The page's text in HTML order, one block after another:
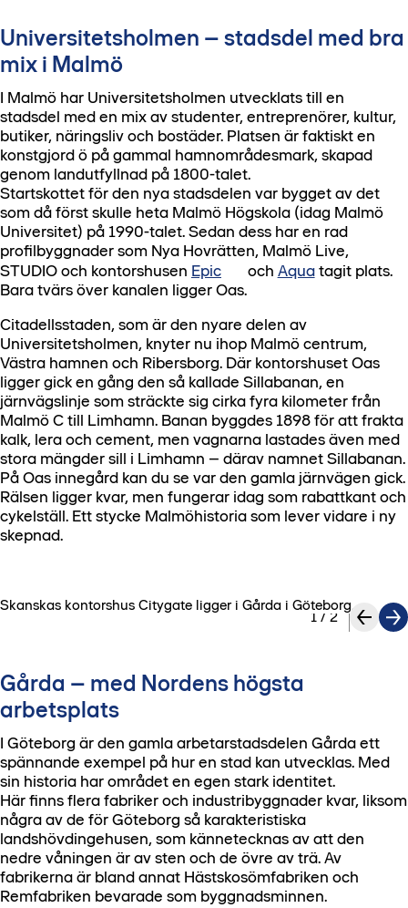
Universitetsholmen – stadsdel med bra
mix i Malmö
I Malmö har Universitetsholmen utvecklats till en
stadsdel med en mix av studenter, entreprenörer, kultur,
butiker, näringsliv och bostäder. Platsen är faktiskt en
konstgjord ö på gammal hamnområdesmark, skapad
genom landutfyllnad på 1800-talet.
Startskottet för den nya stadsdelen var bygget av det
som då först skulle heta Malmö Högskola (idag Malmö
Universitet) på 1990-talet. Sedan dess har en rad
profilbyggnader som Nya Hovrätten, Malmö Live,
STUDIO och kontorshusen Epic och Aquatagit plats.
Bara tvärs över kanalen ligger Oas.
Citadellsstaden, som är den nyare delen av
Universitetsholmen, knyter nu ihop Malmö centrum,
Västra hamnen och Ribersborg. Där kontorshuset Oas
ligger gick en gång den så kallade Sillabanan, en
järnvägslinje som sträckte sig cirka fyra kilometer från
Malmö C till Limhamn. Banan byggdes 1898 för att frakta
kalk, lera och cement, men vagnarna lastades även med
stora mängder sill i Limhamn – därav namnet Sillabanan.
På Oas innegård kan du se var den gamla järnvägen gick.
Rälsen ligger kvar, men fungerar idag som rabattkant och
cykelställ. Ett stycke Malmöhistoria som lever vidare i ny
skepnad.
Skanskas kontorshus Citygate ligger i Gårda i Göteborg.
1/ 2
Gårda – med Nordens högsta
arbetsplats
I Göteborg är den gamla arbetarstadsdelen Gårda ett
spännande exempel på hur en stad kan utvecklas. Med
sin historia har området en egen stark identitet.
Här finns flera fabriker och industribyggnader kvar, liksom
några av de för Göteborg så karakteristiska
landshövdingehusen, som kännetecknas av att den
nedre våningen är av sten och de övre av trä. Av
fabrikerna är bland annat Hästskosömfabriken och
Remfabriken bevarade som byggnadsminnen.